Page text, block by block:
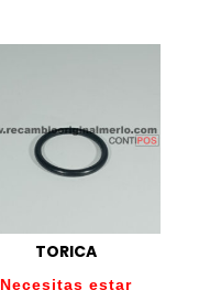
TORICA
Necesitas estar